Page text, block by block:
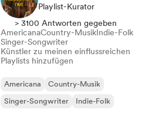
Playlist-Kurator
> 3100 Antworten gegeben
AmericanaCountry-MusikIndie-Folk
Singer-Songwriter
Künstler zu meinen einflussreichen
Playlists hinzufügen
Americana
Country-Musik
Singer-Songwriter
Indie-Folk